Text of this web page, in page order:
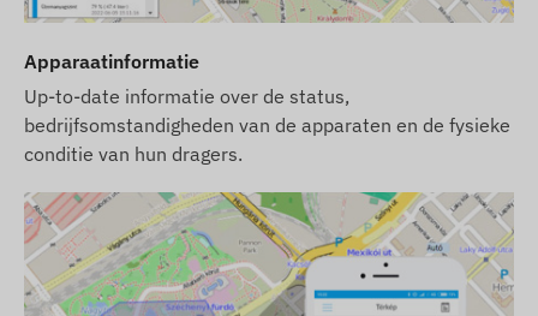
Apparaatinformatie
Up-to-date informatie over de status,
bedrijfsomstandigheden van de apparaten en de fysieke
conditie van hun dragers.